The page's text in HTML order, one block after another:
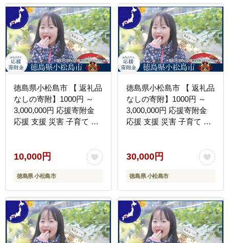
徳島県小松島市 【 返礼品
なしの寄附】1000円 ～
3,000,000円 応援寄附金
応援 支援 災害 子育て 1
付 南海トラフ 巨大 地震
世代 応援 プロジェクト
子供 応援寄付
10,000円
徳島県 小松島市
徳島県小松島市 【 返礼品
なしの寄附】1000円 ～
3,000,000円 応援寄附金
応援 支援 災害 子育て 1
付 南海トラフ 巨大 地震
世代 応援 プロジェクト
子供 応援寄付
30,000円
徳島県 小松島市